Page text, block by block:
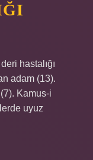
hastalığı
adam (13).
Kamus-i
uyuz